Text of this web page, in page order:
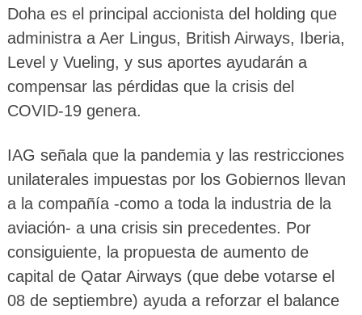
Doha es el principal accionista del holding que
administra a Aer Lingus, British Airways, Iberia,
Level y Vueling, y sus aportes ayudarán a
compensar las pérdidas que la crisis del
COVID-19 genera.
IAG señala que la pandemia y las restricciones
unilaterales impuestas por los Gobiernos llevan
a la compañía -como a toda la industria de la
aviación- a una crisis sin precedentes. Por
consiguiente, la propuesta de aumento de
capital de Qatar Airways (que debe votarse el
08 de septiembre) ayuda a reforzar el balance